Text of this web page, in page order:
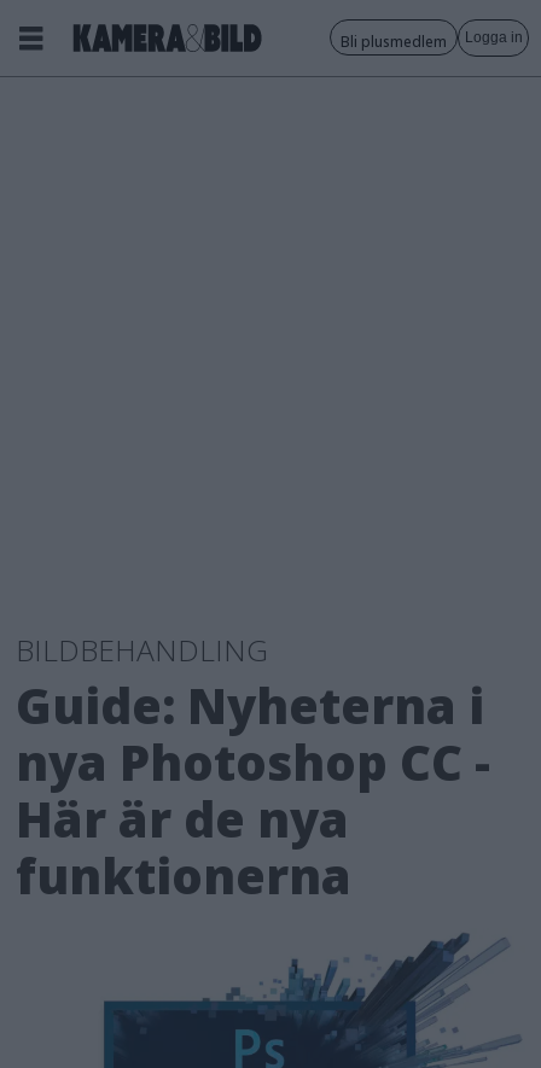
Bli plusmedlem Logga in
BILDBEHANDLING
Guide: Nyheterna i
nya Photoshop CC -
Här är de nya
funktionerna